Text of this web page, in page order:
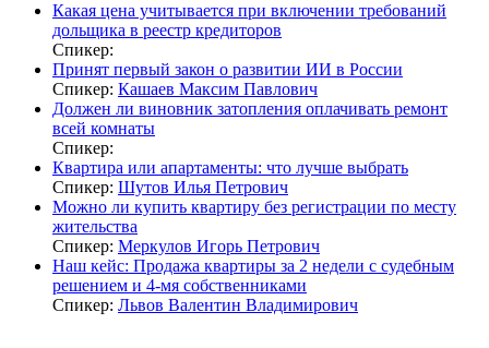
Какая цена учитывается при включении требований
дольщика в реестр кредиторов
Спикер:
Принят первый закон о развитии ИИ в России
Спикер: Кашаев Максим Павлович
Должен ли виновник затопления оплачивать ремонт
всей комнаты
Спикер:
Квартира или апартаменты: что лучше выбрать
Спикер: Шутов Илья Петрович
Можно ли купить квартиру без регистрации по месту
жительства
Спикер: Меркулов Игорь Петрович
Наш кейс: Продажа квартиры за 2 недели с судебным
решением и 4-мя собственниками
Спикер: Львов Валентин Владимирович